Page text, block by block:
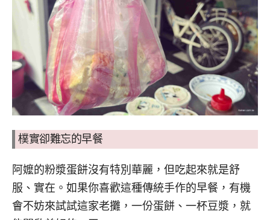
樸實卻難忘的早餐
阿嬤的粉漿蛋餅沒有特別華麗，但吃起來就是舒
服、實在。如果你喜歡這種傳統手作的早餐，有機
會不妨來試試這家老攤，一份蛋餅、一杯豆漿，就